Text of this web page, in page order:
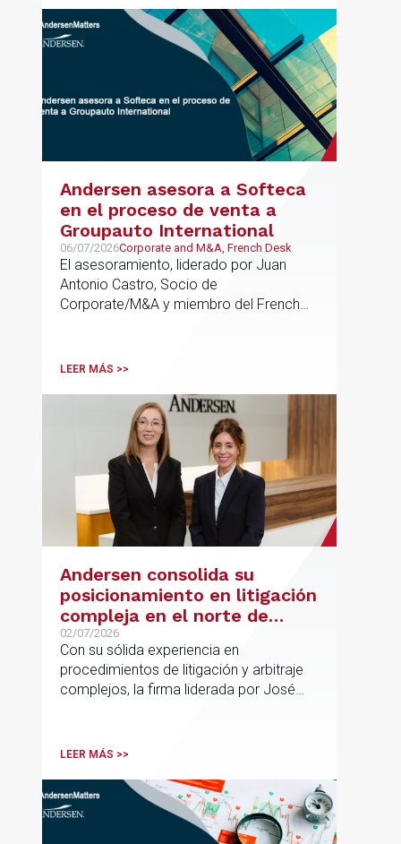
Andersen asesora a Softeca
en el proceso de venta a
Groupauto International
06/07/2026Corporate and M&A, French Desk
El asesoramiento, liderado por Juan
Antonio Castro, Socio de
Corporate/M&A y miembro del French
españolas que combinan los sectores
LEER MÁS >>
Andersen consolida su
posicionamiento en litigación
compleja en el norte de
España con la incorporación
de Rebeca Larena
02/07/2026
Con su sólida experiencia en
procedimientos de litigación y arbitraje
complejos, la firma liderada por José
posicionamiento en asesoramiento
LEER MÁS >>